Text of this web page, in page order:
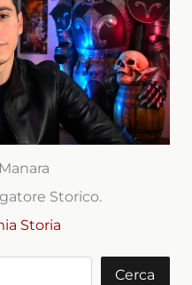
Storico.
Storia
Cerca